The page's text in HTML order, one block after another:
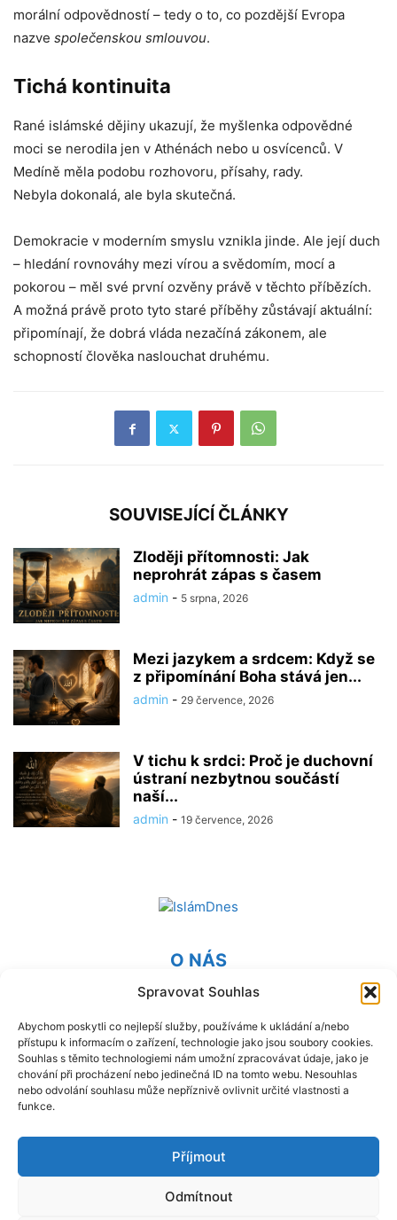
Spravovat Souhlas
Abychom poskytli co nejlepší služby, používáme k ukládání a/nebo
přístupu k informacím o zařízení, technologie jako jsou soubory cookies.
Souhlas s těmito technologiemi nám umožní zpracovávat údaje, jako je
chování při procházení nebo jedinečná ID na tomto webu. Nesouhlas
nebo odvolání souhlasu může nepříznivě ovlivnit určité vlastnosti a
funkce.
Příjmout
Odmítnout
morální odpovědností – tedy o to, co pozdější Evropa
nazve společenskou smlouvou.
Tichá kontinuita
Rané islámské dějiny ukazují, že myšlenka odpovědné
moci se nerodila jen v Athénách nebo u osvícenců. V
Medíně měla podobu rozhovoru, přísahy, rady.
Nebyla dokonalá, ale byla skutečná.
Demokracie v moderním smyslu vznikla jinde. Ale její duch
– hledání rovnováhy mezi vírou a svědomím, mocí a
pokorou – měl své první ozvěny právě v těchto příbězích.
A možná právě proto tyto staré příběhy zůstávají aktuální:
připomínají, že dobrá vláda nezačíná zákonem, ale
schopností člověka naslouchat druhému.
SOUVISEJÍCÍ ČLÁNKY
Zloději přítomnosti: Jak
neprohrát zápas s časem
admin - 5 srpna, 2026
Mezi jazykem a srdcem: Když se
z připomínání Boha stává jen...
admin - 29 července, 2026
V tichu k srdci: Proč je duchovní
ústraní nezbytnou součástí
naší...
admin - 19 července, 2026
O NÁS
Provozovatel webu Islámská nadace v Praze. Blatská 1491
198 00 Praha 9 - Kyje
Kontaktujte nás:info@islam.cz